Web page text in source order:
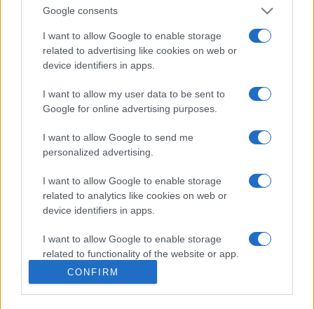
Google consents
I want to allow Google to enable storage
related to advertising like cookies on web or
device identifiers in apps.
I want to allow my user data to be sent to
Google for online advertising purposes.
I want to allow Google to send me
personalized advertising.
I want to allow Google to enable storage
related to analytics like cookies on web or
device identifiers in apps.
I want to allow Google to enable storage
related to functionality of the website or app.
I want to allow Google to enable storage
related to personalization.
CONFIRM
Uránia Tudományos Színházban, a mai Uránia Nemzeti
Filmszínházban, amelynek tetőterasza a forgatás helyszíne
is volt egyben. Ennek tiszteletére minden évben a magyar
film nagy korszakai és alkotói előtt kíván tisztelegni a filmes
szervezet a magyar film napján. A programokhoz
folyamatosan csatlakozhatnak az intézmények,
Fotó: pixabay.com
FILMMŰVÉSZET HÍREK KINCSEM MAGYAR NEMZETI FILMALAP